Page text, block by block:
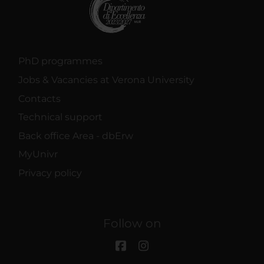
PhD programmes
Jobs & Vacancies at Verona University
Contacts
Technical support
Back office Area - dbErw
MyUnivr
Privacy policy
Follow on